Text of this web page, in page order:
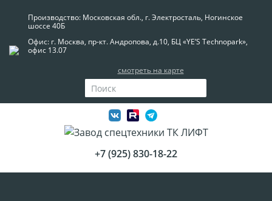
Производство: Московская обл., г. Электросталь, Ногинское
шоссе 40Б
Офис: г. Москва, пр-кт. Андропова, д.10, БЦ «YE’S Technopark»,
офис 13.07
смотреть на карте
+7 (925) 830-18-22